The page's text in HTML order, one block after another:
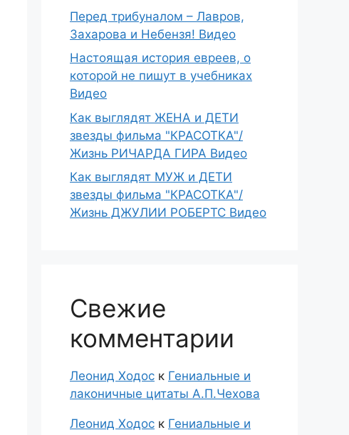
Перед трибуналом – Лавров,
Захарова и Небензя! Видео
Настоящая история евреев, о
которой не пишут в учебниках
Видео
Как выглядят ЖЕНА и ДЕТИ
звезды фильма "КРАСОТКА"/
Жизнь РИЧАРДА ГИРА Видео
Как выглядят МУЖ и ДЕТИ
звезды фильма "КРАСОТКА"/
Жизнь ДЖУЛИИ РОБЕРТС Видео
Свежие
комментарии
Леонид Ходос к Гениальные и
лаконичные цитаты А.П.Чехова
Леонид Ходос к Гениальные и